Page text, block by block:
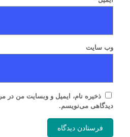
وب‌ سایت
ذخیره نام، ایمیل و وبسایت من در
دیدگاهی می‌نویسم.